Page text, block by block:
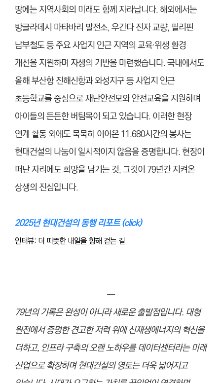
땅에는 지역사회의 미래도 함께 자라납니다. 해외에서는
방글라데시 마타바리 발전소, 우간다 진자 교량, 필리핀
남부철도 등 주요 사업지 인근 지역의 교육·위생 환경
개선을 지원하며 자생의 기반을 마련했습니다. 국내에서도
올해 부산항 진해신항과 와성지구 등 사업지 인근
초등학교를 중심으로 재난안전모와 안전교육을 지원하며
아이들의 든든한 버팀목이 되고 있습니다. 이러한 현장
연계 활동 외에도 묵묵히 이어온 11,680시간의 봉사는
현대건설의 나눔이 일시적이지 않음을 증명합니다. 현장이
떠난 자리에도 희망을 남기는 것, 그것이 79년간 지켜온
상생의 진심입니다.
2025년 현대건설의 동행 리포트 (click)
인터뷰: 더 따뜻한 내일을 향해 걷는 길
―
79년의 기록은 완성이 아니라 새로운 출발점입니다. 대형
원전에서 증명한 견고한 저력 위에 신재생에너지의 혁신을
더하고, 인프라 구축의 오랜 노하우를 데이터센터라는 미래
산업으로 확장하며 현대건설의 영토는 더욱 넓어지고